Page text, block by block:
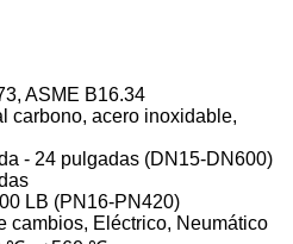
ASME B16.34
carbono, acero inoxidable,
- 24 pulgadas (DN15-DN600)
LB (PN16-PN420)
cambios, Eléctrico, Neumático